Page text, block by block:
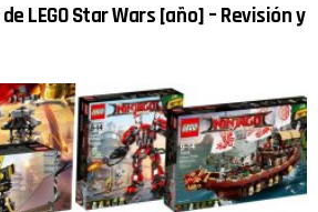
LEGO Star Wars [año] – Revisión y